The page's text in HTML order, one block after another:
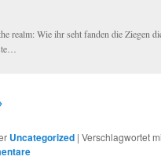
realm: Wie ihr seht fanden die Ziegen
Uncategorized | Verschlagwortet